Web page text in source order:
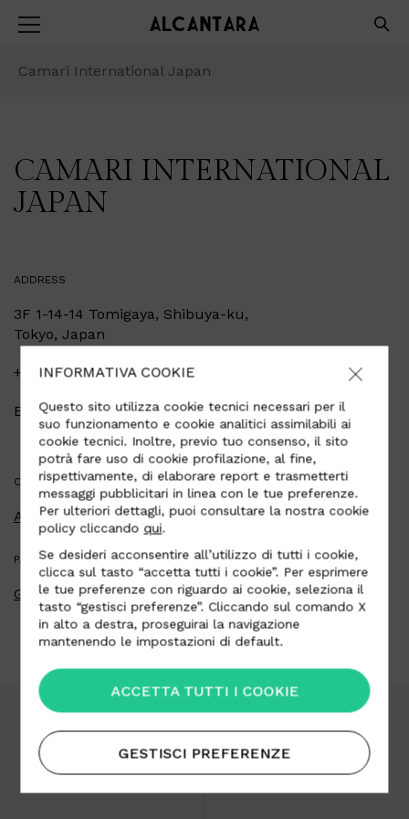
Camari International Japan
CAMARI INTERNATIONAL
JAPAN
ADDRESS
3F 1-14-14 Tomigaya, Shibuya-ku,
Tokyo, Japan
+81 70 7470 4597
Emailh.liu@camari-international.com
CATEGORIA
Automotive
PAESE
Giappone
Area Download Lavora con noi
INFORMATIVA COOKIE
Questo sito utilizza cookie tecnici necessari per il
suo funzionamento e cookie analitici assimilabili ai
cookie tecnici. Inoltre, previo tuo consenso, il sito
potrà fare uso di cookie profilazione, al fine,
rispettivamente, di elaborare report e trasmetterti
messaggi pubblicitari in linea con le tue preferenze.
Per ulteriori dettagli, puoi consultare la nostra cookie
policy cliccando qui.
Se desideri acconsentire all’utilizzo di tutti i cookie,
clicca sul tasto “accetta tutti i cookie”. Per esprimere
le tue preferenze con riguardo ai cookie, seleziona il
tasto “gestisci preferenze”. Cliccando sul comando X
in alto a destra, proseguirai la navigazione
mantenendo le impostazioni di default.
ACCETTA TUTTI I COOKIE
GESTISCI PREFERENZE